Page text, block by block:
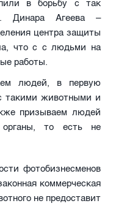
в борьбу с так
Динара Агеева –
центра защиты
что с с людьми на
работы.
людей, в первую
такими животными и
призываем людей
органы, то есть не
фотобизнесменов
коммерческая
не предоставит